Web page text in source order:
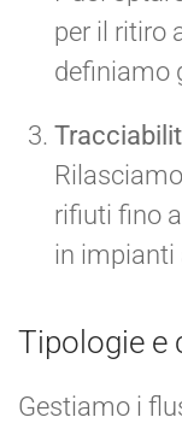
per il ritiro
definiamo
rifiuti fino
in impianti
Tipologie e
Gestiamo i